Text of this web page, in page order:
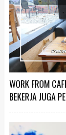
WORK FROM
BEKERJA JUGA